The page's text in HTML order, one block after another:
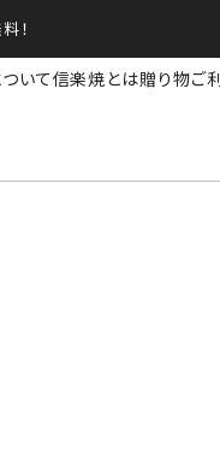
！
いて信楽焼とは贈り物ご